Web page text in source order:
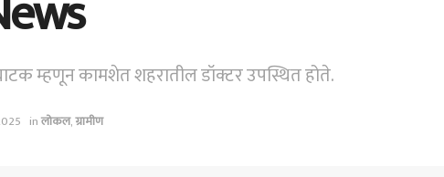
म्हणून कामशेत शहरातील डॉक्टर उपस्थित होते.
inलोकल,ग्रामीण